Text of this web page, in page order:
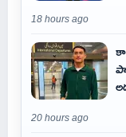
18 hours ago
20 hours ago